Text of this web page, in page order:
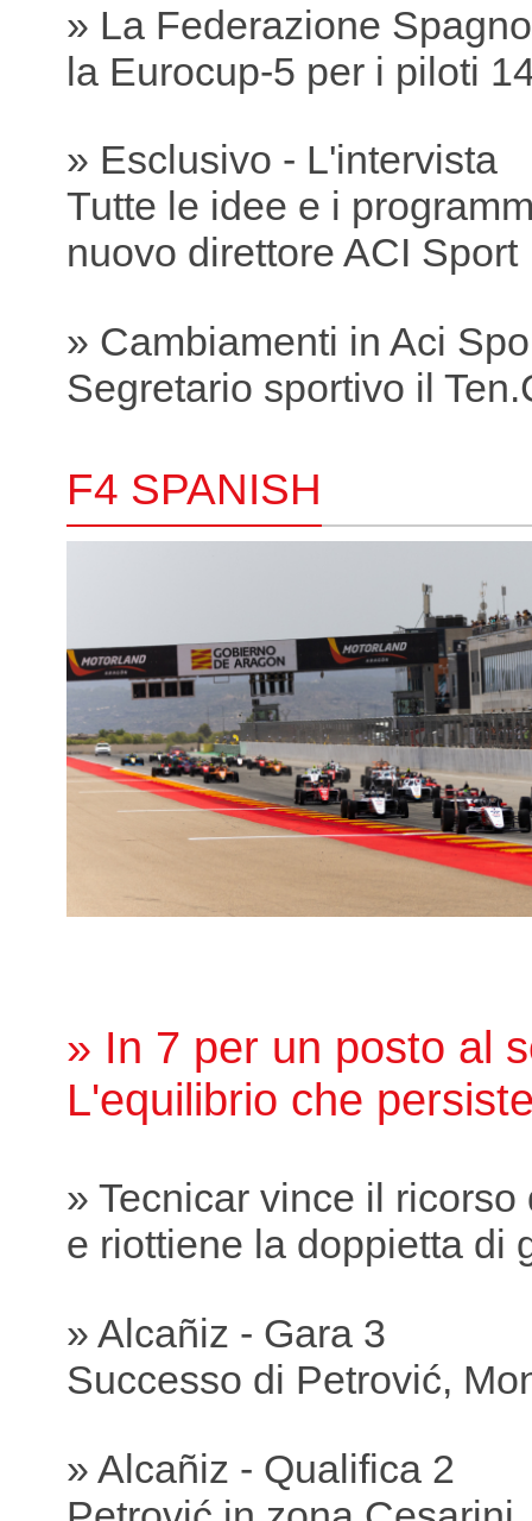
» La Federazione
la Eurocup-5 per i piloti
» Esclusivo - L'intervista
Tutte le idee e i
nuovo direttore ACI Sport
» Cambiamenti in Aci
Segretario sportivo il
F4 SPANISH
» In 7 per un posto al
L'equilibrio che
» Tecnicar vince il ricorso
e riottiene la doppietta di
» Alcañiz - Gara 3
Successo di Petrović,
» Alcañiz - Qualifica 2